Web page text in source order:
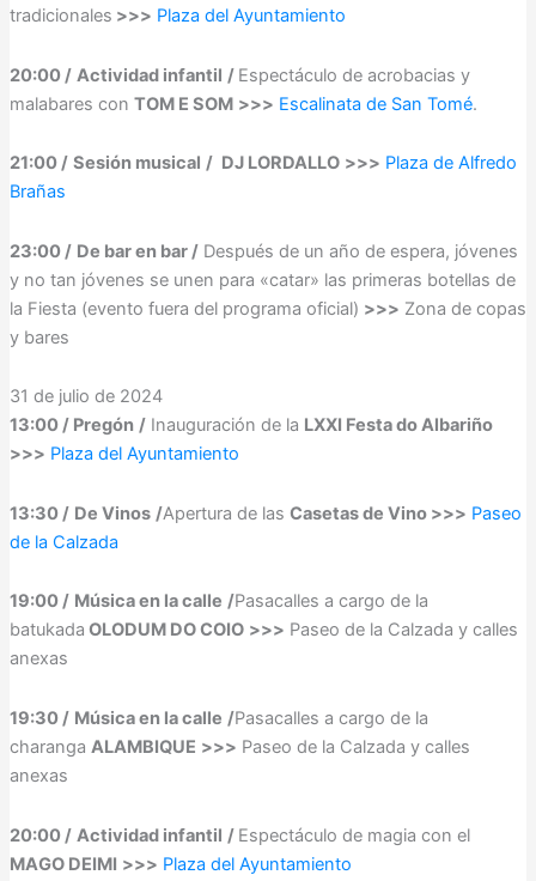
tradicionales >>> Plaza del Ayuntamiento
20:00 / Actividad infantil / Espectáculo de acrobacias y
malabares con TOM E SOM >>> Escalinata de San Tomé.
21:00 / Sesión musical / DJ LORDALLO >>> Plaza de Alfredo
Brañas
23:00 / De bar en bar /Después de un año de espera, jóvenes
y no tan jóvenes se unen para «catar» las primeras botellas de
la Fiesta (evento fuera del programa oficial) >>> Zona de copas
y bares
31 de julio de 2024
13:00 / Pregón /Inauguración de la LXXI Festa do Albariño
>>> Plaza del Ayuntamiento
13:30 / De Vinos /Apertura de las Casetas de Vino >>> Paseo
de la Calzada
19:00 / Música en la calle /Pasacalles a cargo de la
batukada OLODUM DO COIO >>> Paseo de la Calzada y calles
anexas
19:30 / Música en la calle /Pasacalles a cargo de la
charanga ALAMBIQUE >>> Paseo de la Calzada y calles
anexas
20:00 / Actividad infantil / Espectáculo de magia con el
MAGO DEIMI >>> Plaza del Ayuntamiento